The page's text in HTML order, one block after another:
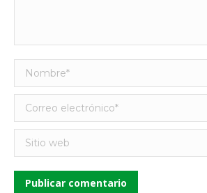
Nombre *
Correo electrónico *
Sitio web
Publicar comentario